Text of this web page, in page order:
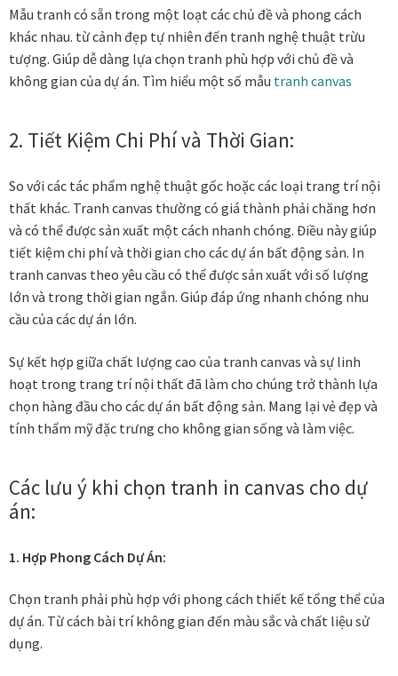
Mẫu tranh có sẵn trong một loạt các chủ đề và phong cách
khác nhau. từ cảnh đẹp tự nhiên đến tranh nghệ thuật trừu
tượng. Giúp dễ dàng lựa chọn tranh phù hợp với chủ đề và
không gian của dự án. Tìm hiểu một số mẫu tranh canvas
2. Tiết Kiệm Chi Phí và Thời Gian:
So với các tác phẩm nghệ thuật gốc hoặc các loại trang trí nội
thất khác. Tranh canvas thường có giá thành phải chăng hơn
và có thể được sản xuất một cách nhanh chóng. Điều này giúp
tiết kiệm chi phí và thời gian cho các dự án bất động sản. In
tranh canvas theo yêu cầu có thể được sản xuất với số lượng
lớn và trong thời gian ngắn. Giúp đáp ứng nhanh chóng nhu
cầu của các dự án lớn.
Sự kết hợp giữa chất lượng cao của tranh canvas và sự linh
hoạt trong trang trí nội thất đã làm cho chúng trở thành lựa
chọn hàng đầu cho các dự án bất động sản. Mang lại vẻ đẹp và
tính thẩm mỹ đặc trưng cho không gian sống và làm việc.
Các lưu ý khi chọn tranh in canvas cho dự
án:
1. Hợp Phong Cách Dự Án:
Chọn tranh phải phù hợp với phong cách thiết kế tổng thể của
dự án. Từ cách bài trí không gian đến màu sắc và chất liệu sử
dụng.